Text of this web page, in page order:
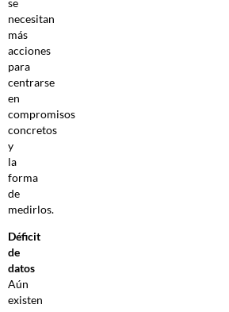
necesitan
más
acciones
para
centrarse
en
compromisos
concretos
y
la
forma
de
medirlos.
Déficit
de
datos
Aún
existen